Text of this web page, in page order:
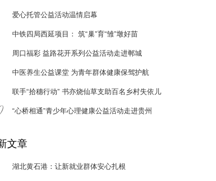
爱心托管公益活动温情启幕
中铁四局西延项目： 筑“巢”育“雏”墩好苗
周口福彩 益路花开系列公益活动走进郸城
中医养生公益课堂 为青年群体健康保驾护航
联手“拾穗行动” 书亦烧仙草支助百名乡村失依儿
童
“心桥相通”青少年心理健康公益活动走进贵州
文章
湖北黄石港：让新就业群体安心扎根